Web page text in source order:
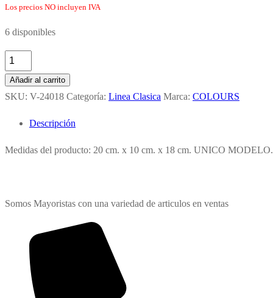
Los precios NO incluyen IVA
6 disponibles
PLAYSET
TIENDAS
EN
Añadir al carrito
SKU: V-24018 Categoría: Linea Clasica Marca: COLOURS
Descripción
Medidas del producto: 20 cm. x 10 cm. x 18 cm. UNICO MODELO.
Somos Mayoristas con una variedad de articulos en ventas